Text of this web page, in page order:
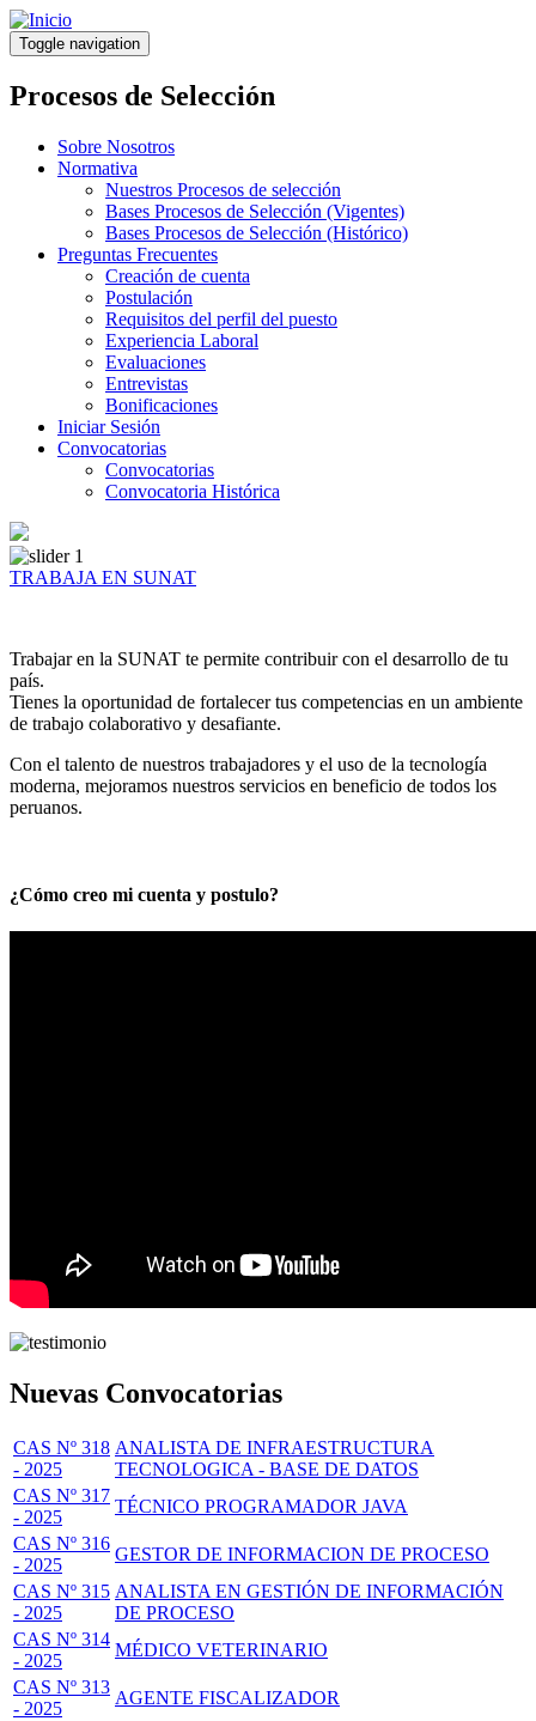
Pasar
al
contenido
principal
Toggle navigation
Procesos de Selección
Sobre Nosotros
Normativa
Nuestros Procesos de selección
Bases Procesos de Selección (Vigentes)
Bases Procesos de Selección (Histórico)
Preguntas Frecuentes
Creación de cuenta
Postulación
Requisitos del perfil del puesto
Experiencia Laboral
Evaluaciones
Entrevistas
Bonificaciones
Iniciar Sesión
Convocatorias
Convocatorias
Convocatoria Histórica
TRABAJA EN SUNAT
Trabajar en la SUNAT te permite contribuir con el desarrollo de tu
país.
Tienes la oportunidad de fortalecer tus competencias en un ambiente
de trabajo colaborativo y desafiante.
Con el talento de nuestros trabajadores y el uso de la tecnología
moderna, mejoramos nuestros servicios en beneficio de todos los
peruanos.
¿Cómo creo mi cuenta y postulo?
Nuevas Convocatorias
CAS Nº 318
- 2025
ANALISTA DE INFRAESTRUCTURA
TECNOLOGICA - BASE DE DATOS
CAS Nº 317
- 2025
TÉCNICO PROGRAMADOR JAVA
CAS Nº 316
- 2025
GESTOR DE INFORMACION DE PROCESO
CAS Nº 315
- 2025
ANALISTA EN GESTIÓN DE INFORMACIÓN
DE PROCESO
CAS Nº 314
- 2025
MÉDICO VETERINARIO
CAS Nº 313
- 2025
AGENTE FISCALIZADOR